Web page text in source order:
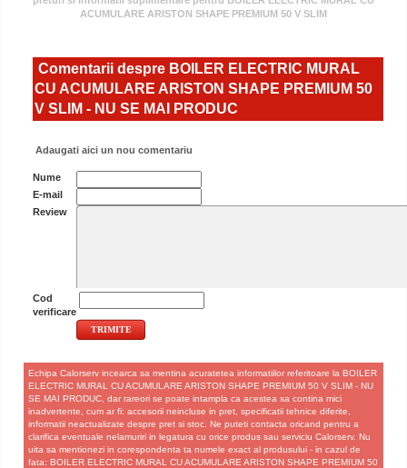
ACUMULARE ARISTON SHAPE PREMIUM 50 V SLIM
Comentarii despre BOILER ELECTRIC MURAL
CU ACUMULARE ARISTON SHAPE PREMIUM 50
V SLIM - NU SE MAI PRODUC
Adaugati aici un nou comentariu
Nume
E-mail
Review
Cod
verificare
Echipa Calorserv incearca sa mentina acuratetea informatiilor referitoare la BOILER
ELECTRIC MURAL CU ACUMULARE ARISTON SHAPE PREMIUM 50 V SLIM - NU
SE MAI PRODUC, dar rareori se poate intampla ca acestea sa contina mici
inadvertente, cum ar fi: accesorii neincluse in pret, specificatii tehnice diferite,
informatii neactualizate despre pret si stoc. Ne puteti contacta oricand pentru a
clarifica eventuale nelamuriri in legatura cu orice produs sau serviciu Calorserv. Nu
uita sa mentionezi in corespondenta ta numele exact al produsului - in cazul de
fata: BOILER ELECTRIC MURAL CU ACUMULARE ARISTON SHAPE PREMIUM 50